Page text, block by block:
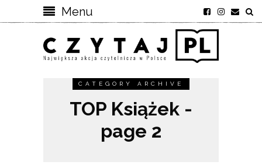
Menu
CATEGORY ARCHIVE
TOP Książek -
page 2